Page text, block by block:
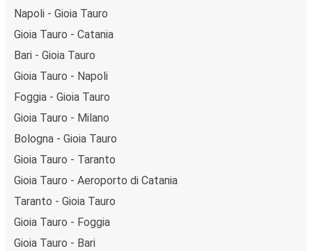
Napoli - Gioia Tauro
Gioia Tauro - Catania
Bari - Gioia Tauro
Gioia Tauro - Napoli
Foggia - Gioia Tauro
Gioia Tauro - Milano
Bologna - Gioia Tauro
Gioia Tauro - Taranto
Gioia Tauro - Aeroporto di Catania
Taranto - Gioia Tauro
Gioia Tauro - Foggia
Gioia Tauro - Bari